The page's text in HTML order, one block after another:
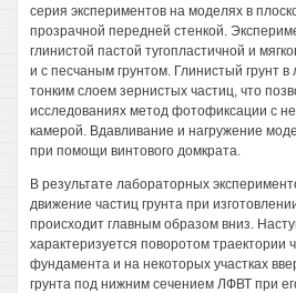
серия экспериментов на моделях в
прозрачной передней стенкой.
глинистой пастой тугопластичной и
и с песчаным грунтом. Глинистый грунт в
тонким слоем зернистых частиц, что
исследованиях метод фотофиксации с
камерой. Вдавливание и нагружение
при помощи винтового домкрата.
В результате лабораторных
движение частиц грунта при
происходит главным образом вниз.
характеризуется поворотом траектории
фундамента и на некоторых участках
грунта под нижним сечением ЛФВТ при